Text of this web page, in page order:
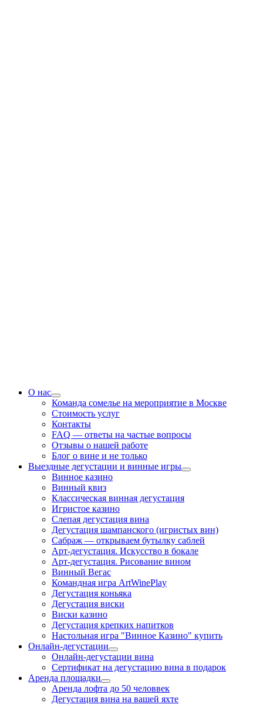
О нас
Команда сомелье на мероприятие в Москве
Стоимость услуг
Контакты
FAQ — ответы на частые вопросы
Отзывы о нашей работе
Блог о вине и не только
Выездные дегустации и винные игры
Винное казино
Винный квиз
Классическая винная дегустация
Игристое казино
Слепая дегустация вина
Дегустация шампанского (игристых вин)
Сабраж — открываем бутылку саблей
Арт-дегустация. Искусство в бокале
Арт-дегустация. Рисование вином
Винный Вегас
Командная игра ArtWinePlay
Дегустация коньяка
Дегустация виски
Виски казино
Дегустация крепких напитков
Настольная игра "Винное Казино" купить
Онлайн-дегустации
Онлайн-дегустации вина
Сертификат на дегустацию вина в подарок
Аренда площадки
Аренда лофта до 50 человвек
Дегустация вина на вашей яхте